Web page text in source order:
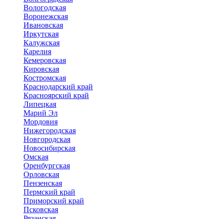
Вологодская
Воронежская
Ивановская
Иркутская
Калужская
Карелия
Кемеровская
Кировская
Костромская
Краснодарский край
Красноярский край
Липецкая
Марий Эл
Мордовия
Нижегородская
Новгородская
Новосибирская
Омская
Оренбургская
Орловская
Пензенская
Пермский край
Приморский край
Псковская